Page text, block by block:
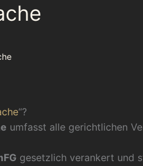
“?
umfasst alle gerichtlichen
gesetzlich verankert und